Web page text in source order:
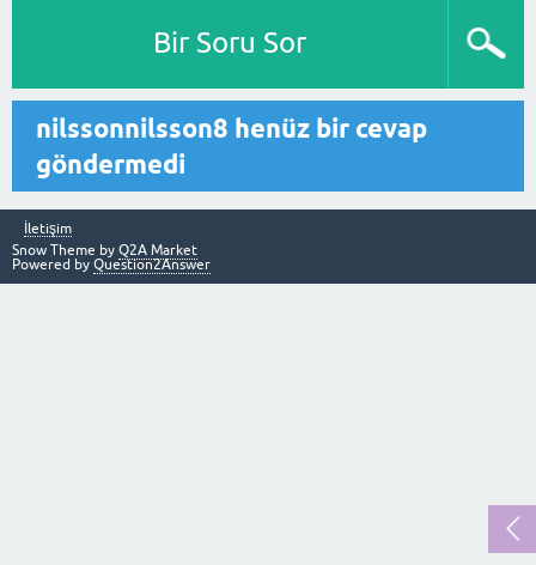
Bir Soru Sor
nilssonnilsson8 henüz bir cevap
göndermedi
İletişim
Snow Theme by Q2A Market
Powered by Question2Answer